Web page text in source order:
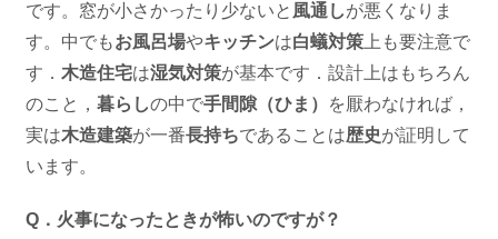
です。窓が小さかったり少ないと 風通しが悪くなりま
す。中でもお風呂場やキッチンは白蟻対策 上も要注意で
す． 木造住宅は湿気対策が基本です．設計上はもちろん
のこと， 暮らしの中で手間隙（ひま）
を厭わなければ，
実は木造建築が一番長持ちであることは歴史が証明して
います。
Q．火事になったときが怖いのですが？